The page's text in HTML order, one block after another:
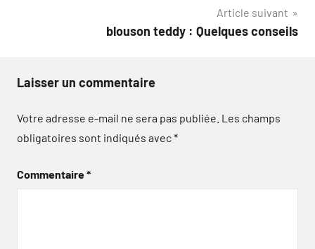
Article suivant
blouson teddy : Quelques conseils
Laisser un commentaire
Votre adresse e-mail ne sera pas publiée. Les champs
obligatoires sont indiqués avec*
Commentaire*